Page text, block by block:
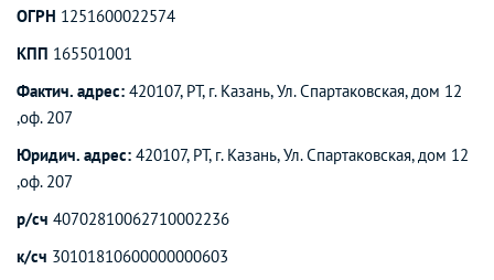
ОГРН 1251600022574
КПП 165501001
Фактич. адрес: 420107, РТ, г. Казань, Ул. Спартаковская, дом 12
,оф. 207
Юридич. адрес: 420107, РТ, г. Казань, Ул. Спартаковская, дом 12
,оф. 207
р/сч 40702810062710002236
к/сч 30101810600000000603